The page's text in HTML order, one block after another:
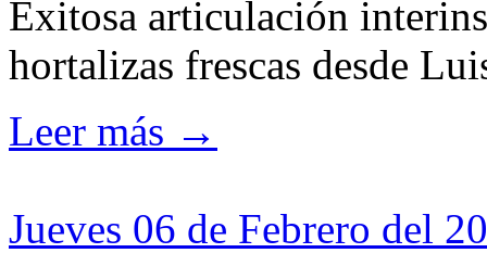
Exitosa articulación
hortalizas frescas desde
Leer más →
Jueves 06 de Febrero del